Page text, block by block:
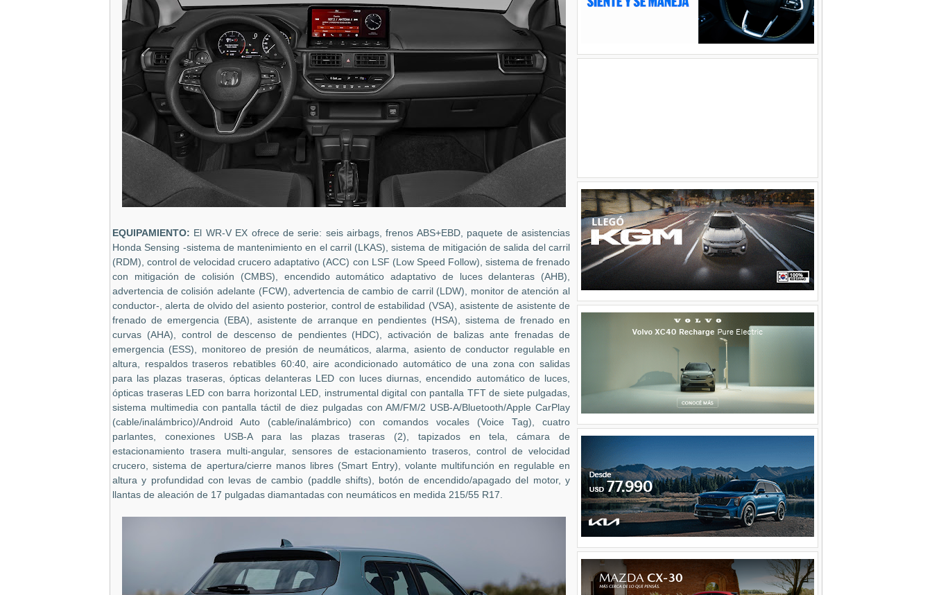
EQUIPAMIENTO: El WR-V EX ofrece de serie: seis airbags, frenos ABS+EBD, paquete de asistencias
Honda Sensing -sistema de mantenimiento en el carril (LKAS), sistema de mitigación de salida del carril
(RDM), control de velocidad crucero adaptativo (ACC) con LSF (Low Speed Follow), sistema de frenado
con mitigación de colisión (CMBS), encendido automático adaptativo de luces delanteras (AHB),
advertencia de colisión adelante (FCW), advertencia de cambio de carril (LDW), monitor de atención al
conductor-, alerta de olvido del asiento posterior, control de estabilidad (VSA), asistente de asistente de
frenado de emergencia (EBA), asistente de arranque en pendientes (HSA), sistema de frenado en
curvas (AHA), control de descenso de pendientes (HDC), activación de balizas ante frenadas de
emergencia (ESS), monitoreo de presión de neumáticos, alarma, asiento de conductor regulable en
altura, respaldos traseros rebatibles 60:40, aire acondicionado automático de una zona con salidas
para las plazas traseras, ópticas delanteras LED con luces diurnas, encendido automático de luces,
ópticas traseras LED con barra horizontal LED, instrumental digital con pantalla TFT de siete pulgadas,
sistema multimedia con pantalla táctil de diez pulgadas con AM/FM/2 USB-A/Bluetooth/Apple CarPlay
(cable/inalámbrico)/Android Auto (cable/inalámbrico) con comandos vocales (Voice Tag), cuatro
parlantes, conexiones USB-A para las plazas traseras (2), tapizados en tela, cámara de
estacionamiento trasera multi-angular, sensores de estacionamiento traseros, control de velocidad
crucero, sistema de apertura/cierre manos libres (Smart Entry), volante multifunción en regulable en
altura y profundidad con levas de cambio (paddle shifts), botón de encendido/apagado del motor, y
llantas de aleación de 17 pulgadas diamantadas con neumáticos en medida 215/55 R17.